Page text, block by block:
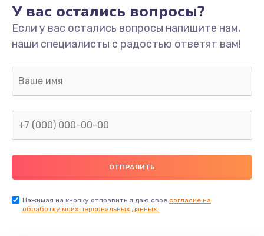
Замена разъема
680 руб.
800 руб.
Не включается
1400 руб.
Заказать
У вас остались вопросы?
Если у вас остались вопросы напишите нам,
наши специалисты с радостью ответят вам!
Нажимая на кнопку отправить я даю свое согласие на
обработку моих персональных данных.